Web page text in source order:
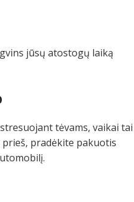
jūsų atostogų laiką
tėvams, vaikai tai
pradėkite pakuotis